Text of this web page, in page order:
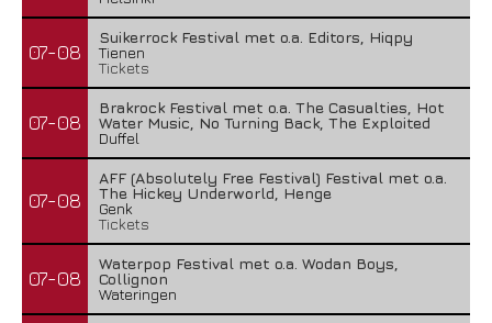
07-08
Suikerrock Festival met o.a. Editors, Hiqpy
Tienen
Tickets
07-08
Brakrock Festival met o.a. The Casualties, Hot
Water Music, No Turning Back, The Exploited
Duffel
07-08
AFF (Absolutely Free Festival) Festival met o.a.
The Hickey Underworld, Henge
Genk
Tickets
07-08
Waterpop Festival met o.a. Wodan Boys,
Collignon
Wateringen